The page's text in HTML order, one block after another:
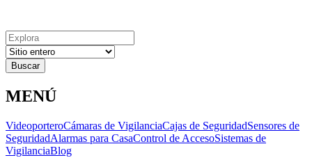
Resultados
para
MENÚ
VideoporteroCámaras de VigilanciaCajas de SeguridadSensores de
SeguridadAlarmas para CasaControl de AccesoSistemas de
VigilanciaBlog